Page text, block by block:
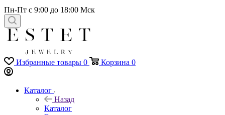
Пн-Пт с 9:00 до 18:00 Мск
Избранные товары 0 Корзина 0
Каталог
Назад
Каталог